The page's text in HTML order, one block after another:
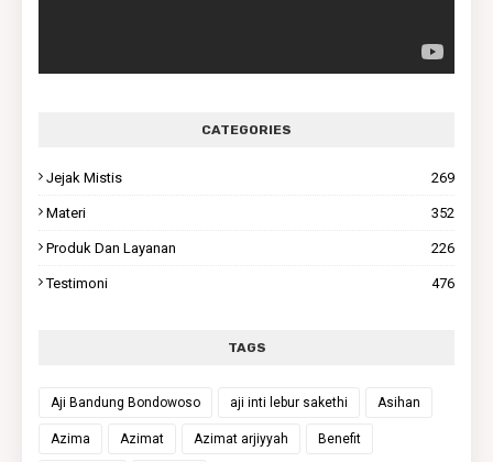
CATEGORIES
Jejak Mistis 269
Materi 352
Produk Dan Layanan 226
Testimoni 476
TAGS
Aji Bandung Bondowoso aji inti lebur sakethi Asihan
Azima Azimat Azimat arjiyyah Benefit